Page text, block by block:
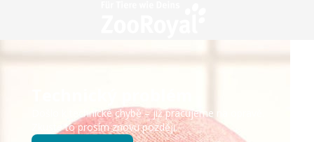
Došlo k technické chybě – již pracujeme na opravě.
Zkuste to prosím znovu později.